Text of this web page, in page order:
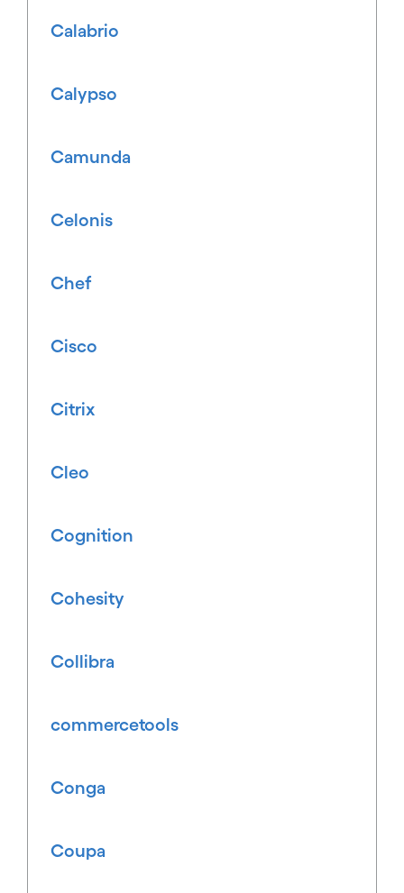
Calabrio
Calypso
Camunda
Celonis
Chef
Cisco
Citrix
Cleo
Cognition
Cohesity
Collibra
commercetools
Conga
Coupa